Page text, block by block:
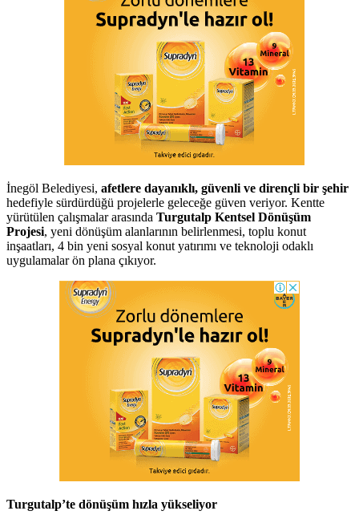
İnegöl Belediyesi, afetlere dayanıklı, güvenli ve dirençli bir şehir
hedefiyle sürdürdüğü projelerle geleceğe güven veriyor. Kentte
yürütülen çalışmalar arasında Turgutalp Kentsel Dönüşüm
Projesi, yeni dönüşüm alanlarının belirlenmesi, toplu konut
inşaatları, 4 bin yeni sosyal konut yatırımı ve teknoloji odaklı
uygulamalar ön plana çıkıyor.
Turgutalp’te dönüşüm hızla yükseliyor